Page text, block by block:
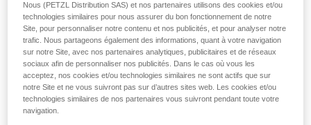
avec un professionnel votre capacité à refaire
la manipulation, seul, en toute sécurité, avant
de la reproduire en autonomie.
Nous donnons des exemples de techniques
liées à votre activité. Il peut en exister d’autres
que nous ne décrivons pas ici.
La position de Petzl est de garantir sur ses cordes neuves à
minima la longueur nominale annoncée. Par exemple, une
corde neuve Petzl de 50 mètres pourra mesurer à minima 50
mètres et à maxima 52 mètres. Autre exemple, une corde
neuve Petzl de 70 mètres pourra mesurer à minima 70
mètres et à maxima 73 mètres. De même pour la position du
milieu de corde, vous pouvez observer un écart entre les
deux extrémités de votre corde de 1,2 m.
Nous (PETZL Distribution SAS) et nos partenaires utilisons des cookies et/ou
technologies similaires pour nous assurer du bon fonctionnement de notre
Site, pour personnaliser notre contenu et nos publicités, et pour analyser notre
trafic. Nous partageons également des informations, quant à votre navigation
sur notre Site, avec nos partenaires analytiques, publicitaires et de réseaux
sociaux afin de personnaliser nos publicités. Dans le cas où vous les
acceptez, nos cookies et/ou technologies similaires ne sont actifs que sur
notre Site et ne vous suivront pas sur d’autres sites web. Les cookies et/ou
technologies similaires de nos partenaires vous suivront pendant toute votre
navigation.